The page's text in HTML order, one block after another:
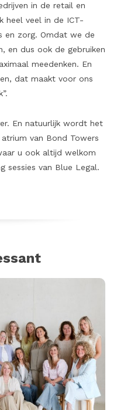
in de retail en
heel veel in de ICT-
en zorg. Omdat we de
en dus ook de gebruiken
meedenken. En
dat maakt voor ons
En natuurlijk wordt het
van Bond Towers
u ook altijd welkom
sessies van Blue Legal.